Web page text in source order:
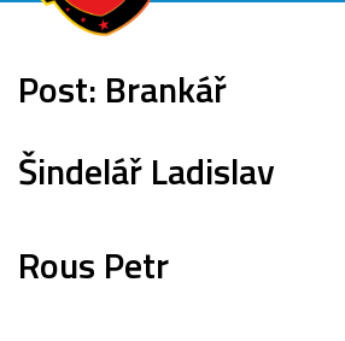
Post: Brankář
Šindelář Ladislav
Rous Petr